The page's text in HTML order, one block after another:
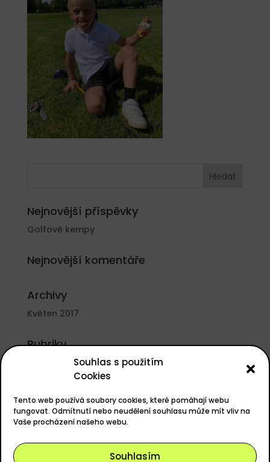
Souhlas s použitím
Cookies
Tento web používá soubory cookies, které pomáhají webu
fungovat. Odmítnutí nebo neudělení souhlasu může mít vliv na
Vaše procházení našeho webu.
Souhlasím
Nejnovější příspěvky
Golfové kempy
Nejnovější komentáře
Archivy
Květen 2017
Rubriky
Nezařazené
Přihlásit se
Zdroj kanálů (příspěvky)
Kanál komentářů